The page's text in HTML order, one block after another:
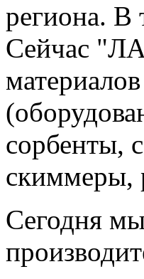
региона. В
Сейчас
сорбенты,
скиммеры,
Сегодня